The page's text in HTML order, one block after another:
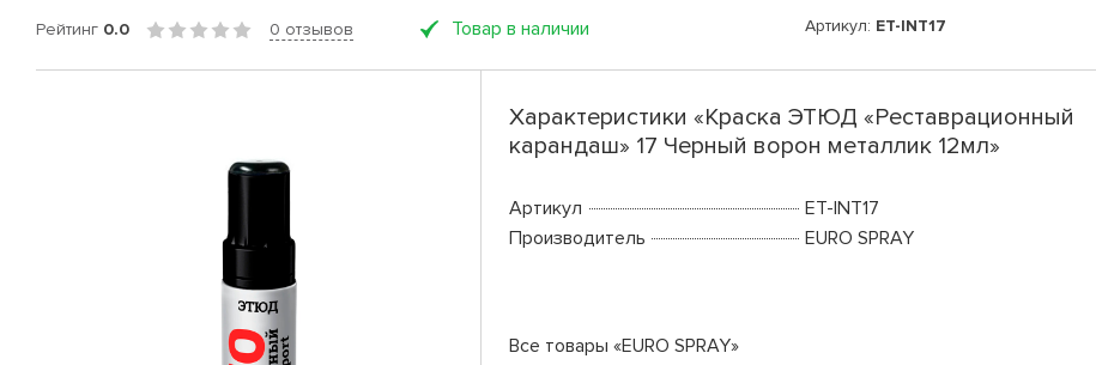
Рейтинг 0.0 0 отзывов Товар в наличии Артикул: ET-INT17
Характеристики «Краска ЭТЮД «Реставрационный
карандаш» 17 Черный ворон металлик 12мл»
Артикул
ET-INT17
Производитель
EURO SPRAY
Все товары «EURO SPRAY»